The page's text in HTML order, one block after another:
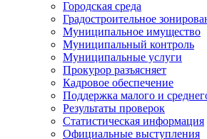
Городская среда
Градостроительное
Муниципальное имущество
Муниципальный контроль
Муниципальные услуги
Прокурор разъясняет
Кадровое обеспечение
Поддержка малого и
Результаты проверок
Статистическая информация
Официальные выступления